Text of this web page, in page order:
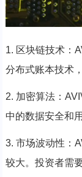
1. 区块链技术：
分布式账本技术
2. 加密算法：
中的数据安全和
3. 市场波动性：
较大。投资者需